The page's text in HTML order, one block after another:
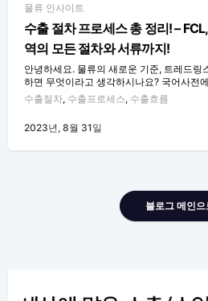
물류 인사이트
수출 절차 프로세스 총 정리! –
역의 모든 절차와 서류까지!
안녕하세요. 물류의 새로운 기준, 트레드링
하면 무엇이라고 생각하시나요? 국어사전
수출절차, 수출프로세스, 수출흐름
2023년, 8월 31일
블로그 메인으